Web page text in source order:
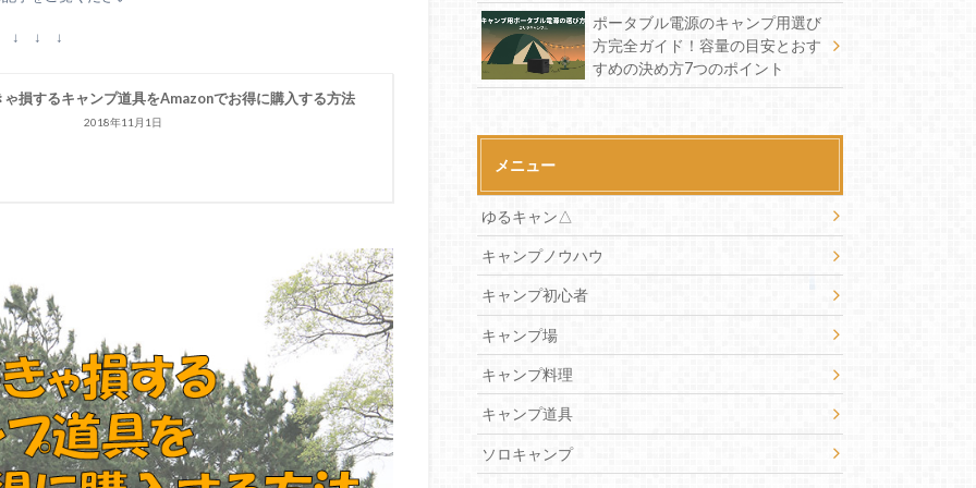
↓ ↓ ↓
ゃ損するキャンプ道具をAmazonでお得に購入する方法
2018年11月1日
ポータブル電源のキャンプ用選び
方完全ガイド！容量の目安とおす
すめの決め方7つのポイント
メニュー
ゆるキャン△
キャンプノウハウ
キャンプ初心者
キャンプ場
キャンプ料理
キャンプ道具
ソロキャンプ